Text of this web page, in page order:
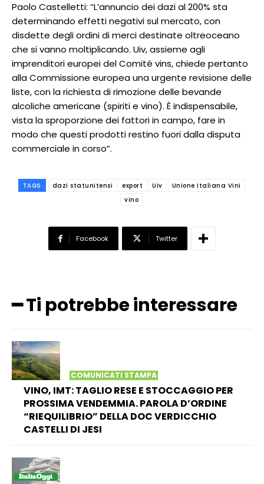
Paolo Castelletti: “L’annuncio dei dazi al 200% sta
determinando effetti negativi sul mercato, con
disdette degli ordini di merci destinate oltreoceano
che si vanno moltiplicando. Uiv, assieme agli
imprenditori europei del Comité vins, chiede pertanto
alla Commissione europea una urgente revisione delle
liste, con la richiesta di rimozione delle bevande
alcoliche americane (spiriti e vino). È indispensabile,
vista la sproporzione dei fattori in campo, fare in
modo che questi prodotti restino fuori dalla disputa
commerciale in corso”.
TAGS dazi statunitensi export Uiv
Unione Italiana Vini
vino
Facebook Twitter
━ Ti potrebbe interessare
COMUNICATI STAMPA
VINO, IMT: TAGLIO RESE E STOCCAGGIO PER
PROSSIMA VENDEMMIA. PAROLA D’ORDINE
“RIEQUILIBRIO” DELLA DOC VERDICCHIO
CASTELLI DI JESI